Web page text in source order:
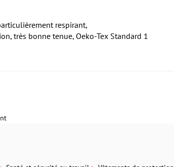
respirant,
très bonne tenue, Oeko-Tex Standard 1